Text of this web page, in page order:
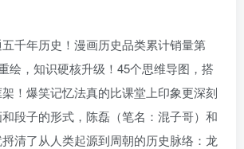
千年历史！漫画历史品类累计销量第
绘，知识硬核升级！45个思维导图，搭
！爆笑记忆法真的比课堂上印象更深刻
段子的形式，陈磊（笔名：混子哥）和
清了从人类起源到周朝的历史脉络：龙